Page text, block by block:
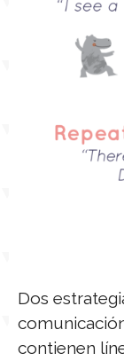
Dos
contienen